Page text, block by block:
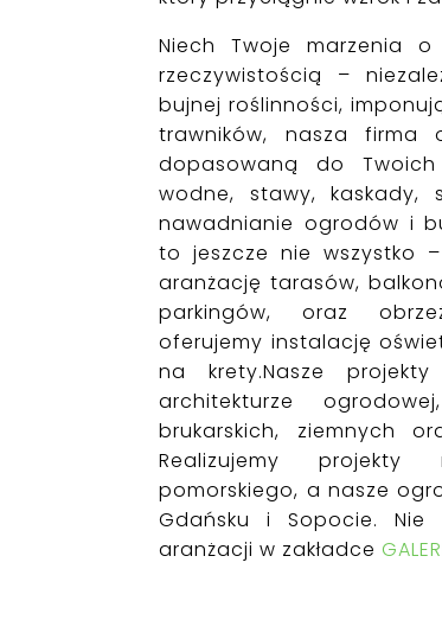
Niech Twoje marzenia
rzeczywistością –
bujnej roślinności,
trawników, nasza firma
dopasowaną do Twoich
wodne, stawy, kaskady,
nawadnianie ogrodów i
to jeszcze nie wszystko
aranżację tarasów,
parkingów, oraz
oferujemy instalację
na krety.Nasze
architekturze
brukarskich, ziemnych
Realizujemy
pomorskiego, a nasze
Gdańsku i Sopocie. Nie
aranżacji w zakładce